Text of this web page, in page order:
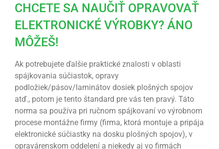
CHCETE SA NAUČIŤ OPRAVOVAŤ
ELEKTRONICKÉ VÝROBKY? ÁNO
MÔŽEŠ!
Ak potrebujete ďalšie praktické znalosti v oblasti
spájkovania súčiastok, opravy
podložiek/pásov/laminátov dosiek plošných spojov
atď., potom je tento štandard pre vás ten pravý. Táto
norma sa používa pri ručnom spájkovaní vo výrobnom
procese montážne firmy (firma, ktorá montuje a pripája
elektronické súčiastky na dosku plošných spojov), v
opravárenskom oddelení a niekedy aj vo firmách